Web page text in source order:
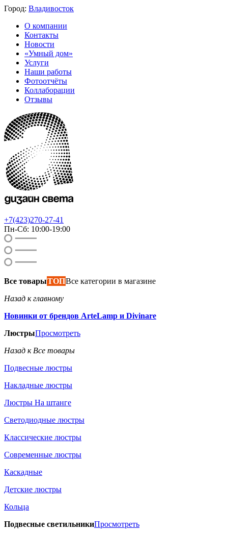
Город: Владивосток
О компании
Контакты
Новости
«Умный дом»
Услуги
Наши работы
Фотоотчёты
Коллаборации
Отзывы
+7(423)270-27-41
Пн-Сб: 10:00-19:00
Все товарыТОПВсе категории в магазине
Назад к главному
Новинки от брендов ArteLamp и Divinare
ЛюстрыПросмотреть
Назад к Все товары
Подвесные люстры
Накладные люстры
Люстры На штанге
Светодиодные люстры
Классические люстры
Современные люстры
Каскадные
Детские люстры
Кольца
Подвесные светильникиПросмотреть